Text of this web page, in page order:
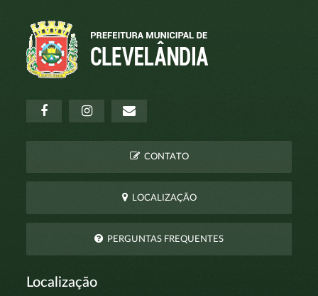
CONTATO
LOCALIZAÇÃO
PERGUNTAS FREQUENTES
Localização